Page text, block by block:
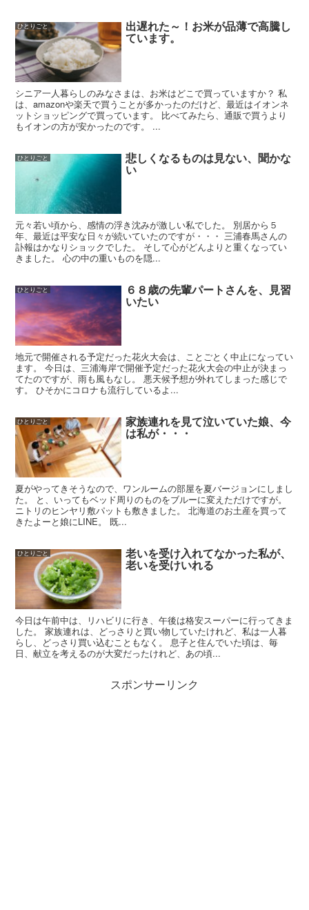
ひとりごと 出遅れた～！お米が品薄で高騰し
ています。
シニア一人暮らしのみなさまは、お米はどこで買っていますか？ 私
は、amazonや楽天で買うことが多かったのだけど、最近はイオンネ
ットショッピングで買っています。 比べてみたら、通販で買うより
もイオンの方が安かったのです。 ...
ひとりごと 悲しくなるものは見ない、聞かな
い
元々若い頃から、感情の浮き沈みが激しい私でした。 別居から５
年、最近は平安な日々が続いていたのですが・・・ 三浦春馬さんの
訃報はかなりショックでした。 そして心がどんよりと重くなってい
きました。 心の中の重いものを隠...
ひとりごと ６８歳の先輩パートさんを、見習
いたい
地元で開催される予定だった花火大会は、ことごとく中止になってい
ます。 今日は、三浦海岸で開催予定だった花火大会の中止が決まっ
てたのですが、雨も風もなし。 悪天候予想が外れてしまった感じで
す。 ひそかにコロナも流行しているよ...
ひとりごと 家族連れを見て泣いていた娘、今
は私が・・・
夏がやってきそうなので、ワンルームの部屋を夏バージョンにしまし
た。 と、いってもベッド周りのものをブルーに変えただけですが。
ニトリのヒンヤリ敷パットも敷きました。 北海道のお土産を買って
きたよーと娘にLINE。 既...
ひとりごと 老いを受け入れてなかった私が、
老いを受けいれる
今日は午前中は、リハビリに行き、午後は格安スーパーに行ってきま
した。 家族連れは、どっさりと買い物していたけれど、私は一人暮
らし、どっさり買い込むこともなく。 息子と住んでいた頃は、毎
日、献立を考えるのが大変だったけれど、あの頃...
スポンサーリンク